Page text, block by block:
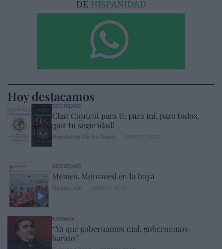
Hoy destacamos
SOCIEDAD
Chat Control para ti, para mí, para todos,
¡por tu seguridad!
SOCIEDAD
Memes. Mohamed en la boya
ESPAÑA
“Ya que gobernamos mal, gobernemos
barato”